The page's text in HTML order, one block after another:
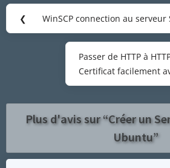
Navigation
de
❮
Previous
WinSCP connection au serveur
Next
Post:
Passer de HTTP à
Certificat facilement
Plus d'avis sur “Créer un
Ubuntu”